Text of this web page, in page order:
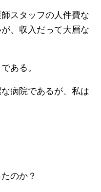
スタッフの人件費な
、収入だって大層な
ある。
病院であるが、私は
のか？